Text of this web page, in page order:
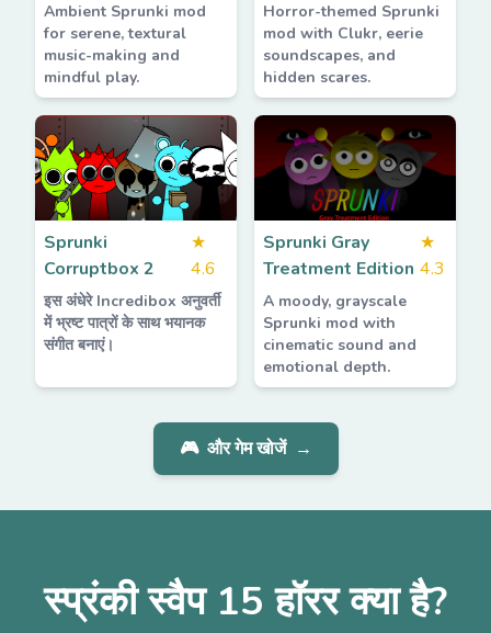
Ambient Sprunki mod
for serene, textural
music-making and
mindful play.
Horror-themed Sprunki
mod with Clukr, eerie
soundscapes, and
hidden scares.
Sprunki
Corruptbox 2
★
4.6
इस अंधेरे Incredibox अनुवर्ती
में भ्रष्ट पात्रों के साथ भयानक
संगीत बनाएं।
Sprunki Gray
Treatment Edition
★
4.3
A moody, grayscale
Sprunki mod with
cinematic sound and
emotional depth.
🎮 और गेम खोजें →
स्प्रंकी स्वैप 15 हॉरर क्या है?